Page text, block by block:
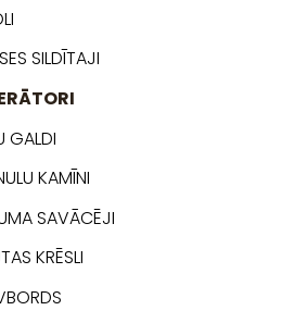
SILDĪTAJI
GALDI
KAMĪNI
SAVĀCĒJI
KRĒSLI